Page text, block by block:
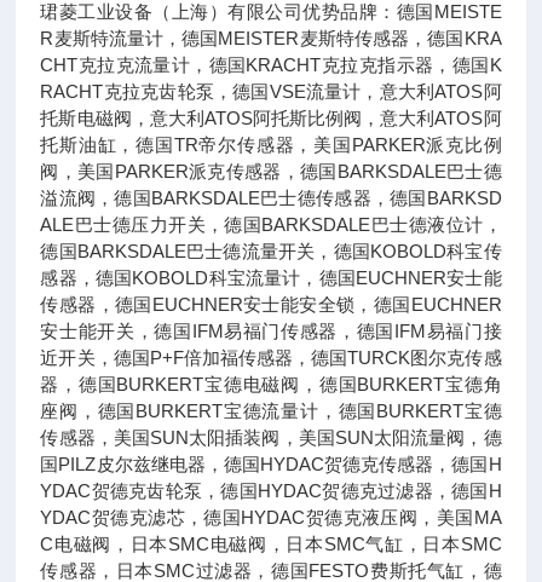
珺菱工业设备（上海）有限公司优势品牌：德国MEISTE
R麦斯特流量计，德国MEISTER麦斯特传感器，德国KRA
CHT克拉克流量计，德国KRACHT克拉克指示器，德国K
RACHT克拉克齿轮泵，德国VSE流量计，意大利ATOS阿
托斯电磁阀，意大利ATOS阿托斯比例阀，意大利ATOS阿
托斯油缸，德国TR帝尔传感器，美国PARKER派克比例
阀，美国PARKER派克传感器，德国BARKSDALE巴士德
溢流阀，德国BARKSDALE巴士德传感器，德国BARKSD
ALE巴士德压力开关，德国BARKSDALE巴士德液位计，
德国BARKSDALE巴士德流量开关，德国KOBOLD科宝传
感器，德国KOBOLD科宝流量计，德国EUCHNER安士能
传感器，德国EUCHNER安士能安全锁，德国EUCHNER
安士能开关，德国IFM易福门传感器，德国IFM易福门接
近开关，德国P+F倍加福传感器，德国TURCK图尔克传感
器，德国BURKERT宝德电磁阀，德国BURKERT宝德角
座阀，德国BURKERT宝德流量计，德国BURKERT宝德
传感器，美国SUN太阳插装阀，美国SUN太阳流量阀，德
国PILZ皮尔兹继电器，德国HYDAC贺德克传感器，德国H
YDAC贺德克齿轮泵，德国HYDAC贺德克过滤器，德国H
YDAC贺德克滤芯，德国HYDAC贺德克液压阀，美国MA
C电磁阀，日本SMC电磁阀，日本SMC气缸，日本SMC
传感器，日本SMC过滤器，德国FESTO费斯托气缸，德